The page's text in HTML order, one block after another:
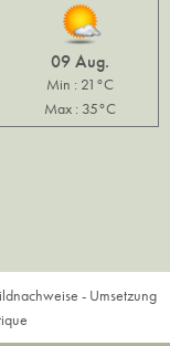
09 Aug.
Min : 21°C
Max : 35°C
- Umsetzung